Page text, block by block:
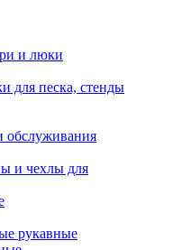
и люки
песка, стенды
обслуживания
и чехлы для
рукавные